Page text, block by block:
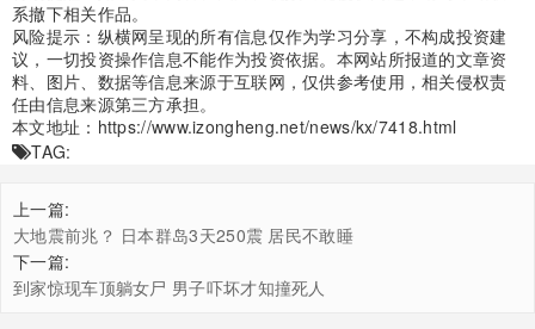
系撤下相关作品。
风险提示：纵横网呈现的所有信息仅作为学习分享，不构成投资建
议，一切投资操作信息不能作为投资依据。本网站所报道的文章资
料、图片、数据等信息来源于互联网，仅供参考使用，相关侵权责
任由信息来源第三方承担。
本文地址： https://www.izongheng.net/news/kx/7418.html
TAG:
上一篇:
大地震前兆？ 日本群岛3天250震 居民不敢睡
下一篇:
到家惊现车顶躺女尸 男子吓坏才知撞死人